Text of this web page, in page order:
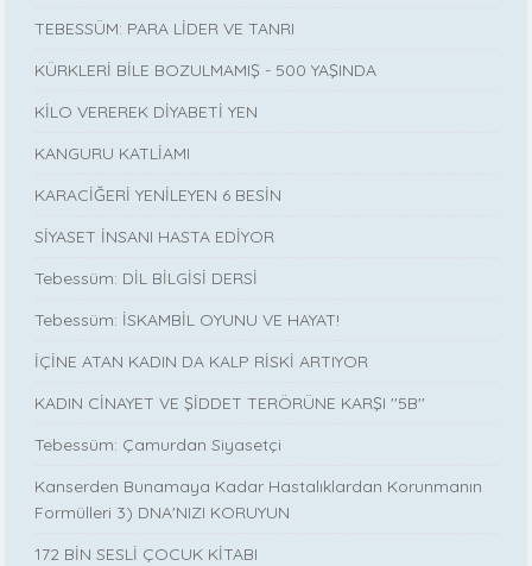
TEBESSÜM: PARA LİDER VE TANRI
KÜRKLERİ BİLE BOZULMAMIŞ - 500 YAŞINDA
KİLO VEREREK DİYABETİ YEN
KANGURU KATLİAMI
KARACİĞERİ YENİLEYEN 6 BESİN
SİYASET İNSANI HASTA EDİYOR
Tebessüm: DİL BİLGİSİ DERSİ
Tebessüm: İSKAMBİL OYUNU VE HAYAT!
İÇİNE ATAN KADIN DA KALP RİSKİ ARTIYOR
KADIN CİNAYET VE ŞİDDET TERÖRÜNE KARŞI ''5B''
Tebessüm: Çamurdan Siyasetçi
Kanserden Bunamaya Kadar Hastalıklardan Korunmanın
Formülleri 3) DNA'NIZI KORUYUN
172 BİN SESLİ ÇOCUK KİTABI